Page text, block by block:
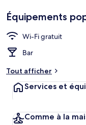
Équipements
Wi-Fi gratuit
Bar
Tout afficher
Services et
Comme à la